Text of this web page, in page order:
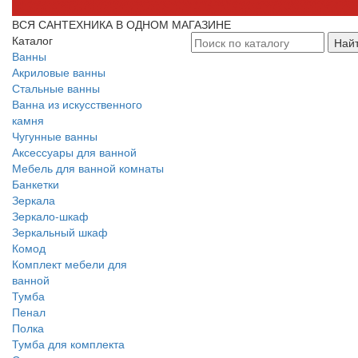
ВСЯ САНТЕХНИКА В ОДНОМ МАГАЗИНЕ
Каталог
Ванны
Акриловые ванны
Стальные ванны
Ванна из искусственного
камня
Чугунные ванны
Аксессуары для ванной
Мебель для ванной комнаты
Банкетки
Зеркала
Зеркало-шкаф
Зеркальный шкаф
Комод
Комплект мебели для
ванной
Тумба
Пенал
Полка
Тумба для комплекта